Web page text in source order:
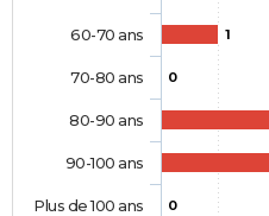
1
0
0
60-70 ans
70-80 ans
80-90 ans
90-100 ans
Plus de 100 ans